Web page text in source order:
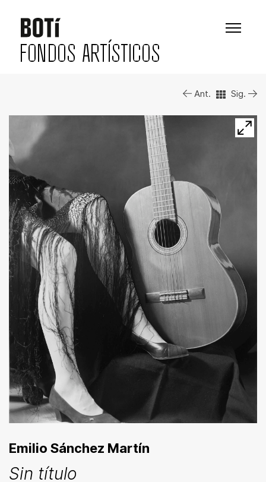
FONDOS ARTÍSTICOS
Ant. Sig.
Emilio Sánchez Martín
Sin título